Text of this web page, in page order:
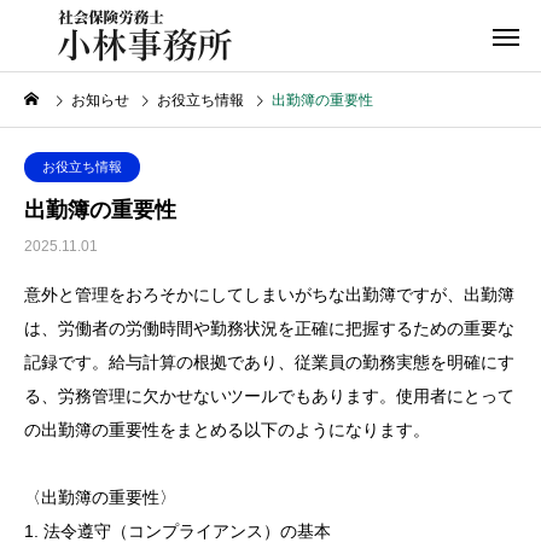
お知らせ お役立ち情報 出勤簿の重要性
お役立ち情報
出勤簿の重要性
2025.11.01
意外と管理をおろそかにしてしまいがちな出勤簿ですが、出勤簿
は、労働者の労働時間や勤務状況を正確に把握するための重要な
記録です。給与計算の根拠であり、従業員の勤務実態を明確にす
る、労務管理に欠かせないツールでもあります。使用者にとって
の出勤簿の重要性をまとめる以下のようになります。
〈出勤簿の重要性〉
1. 法令遵守（コンプライアンス）の基本